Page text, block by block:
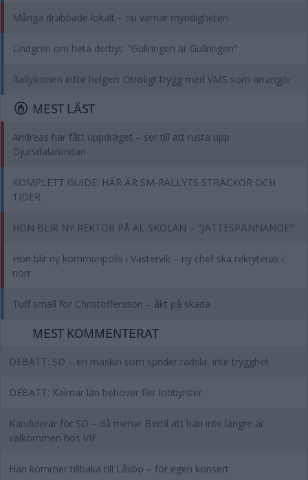
Många drabbade lokalt – nu varnar myndigheten
Lindgren om heta derbyt: "Gullringen är Gullringen"
Rallyikonen inför helgen: Otroligt trygg med VMS som arrangör
MEST LÄST
Andreas har fått uppdraget – ser till att rusta upp
Djursdalarundan
KOMPLETT GUIDE: HÄR ÄR SM-RALLYTS STRÄCKOR OCH
TIDER
HON BLIR NY REKTOR PÅ AL-SKOLAN – "JÄTTESPÄNNANDE"
Hon blir ny kommunpolis i Västervik – ny chef ska rekryteras i
norr
Tuff smäll för Christoffersson – åkt på skada
MEST KOMMENTERAT
DEBATT: SD – en maskin som sprider rädsla, inte trygghet
DEBATT: Kalmar län behöver fler lobbyister
Kandiderar för SD – då menar Bertil att han inte längre är
välkommen hos VIF
Han kommer tillbaka till Låxbo – för egen konsert